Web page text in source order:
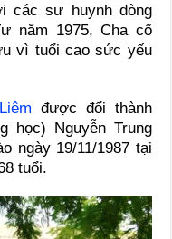
các sư huynh dòng
năm 1975, Cha cố
vì tuổi cao sức yếu
được đổi thành
học) Nguyễn Trung
ngày 19/11/1987 tại
tuổi.